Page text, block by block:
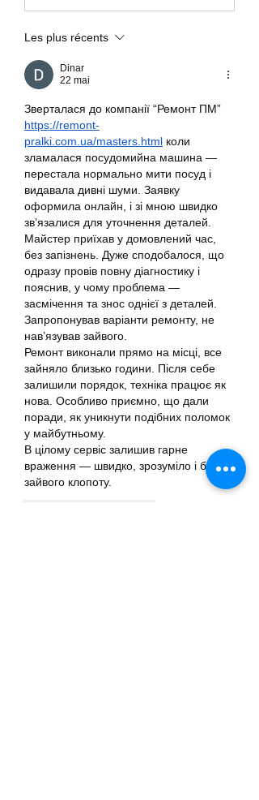
Les plus récents
Dinar
22 mai
https://remont-
pralki.com.ua/masters.html коли
зламалася посудомийна машина —
перестала нормально мити посуд і
видавала дивні шуми. Заявку
оформила онлайн, і зі мною швидко
зв’язалися для уточнення деталей.
Майстер приїхав у домовлений час,
без запізнень. Дуже сподобалося, що
одразу провів повну діагностику і
пояснив, у чому проблема —
засмічення та знос однієї з деталей.
Запропонував варіанти ремонту, не
нав’язував зайвого.
Ремонт виконали прямо на місці, все
зайняло близько години. Після себе
залишили порядок, техніка працює як
нова. Особливо приємно, що дали
поради, як уникнути подібних поломок
у майбутньому.
В цілому сервіс залишив гарне
враження — швидко, зрозуміло і без
зайвого клопоту.